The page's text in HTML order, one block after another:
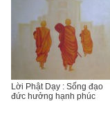
Lời Phật Dạy : Sống đạo
đức hưởng hạnh phúc